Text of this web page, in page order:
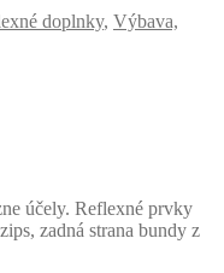
doplnky, Výbava,
účely. Reflexné prvky
zadná strana bundy z